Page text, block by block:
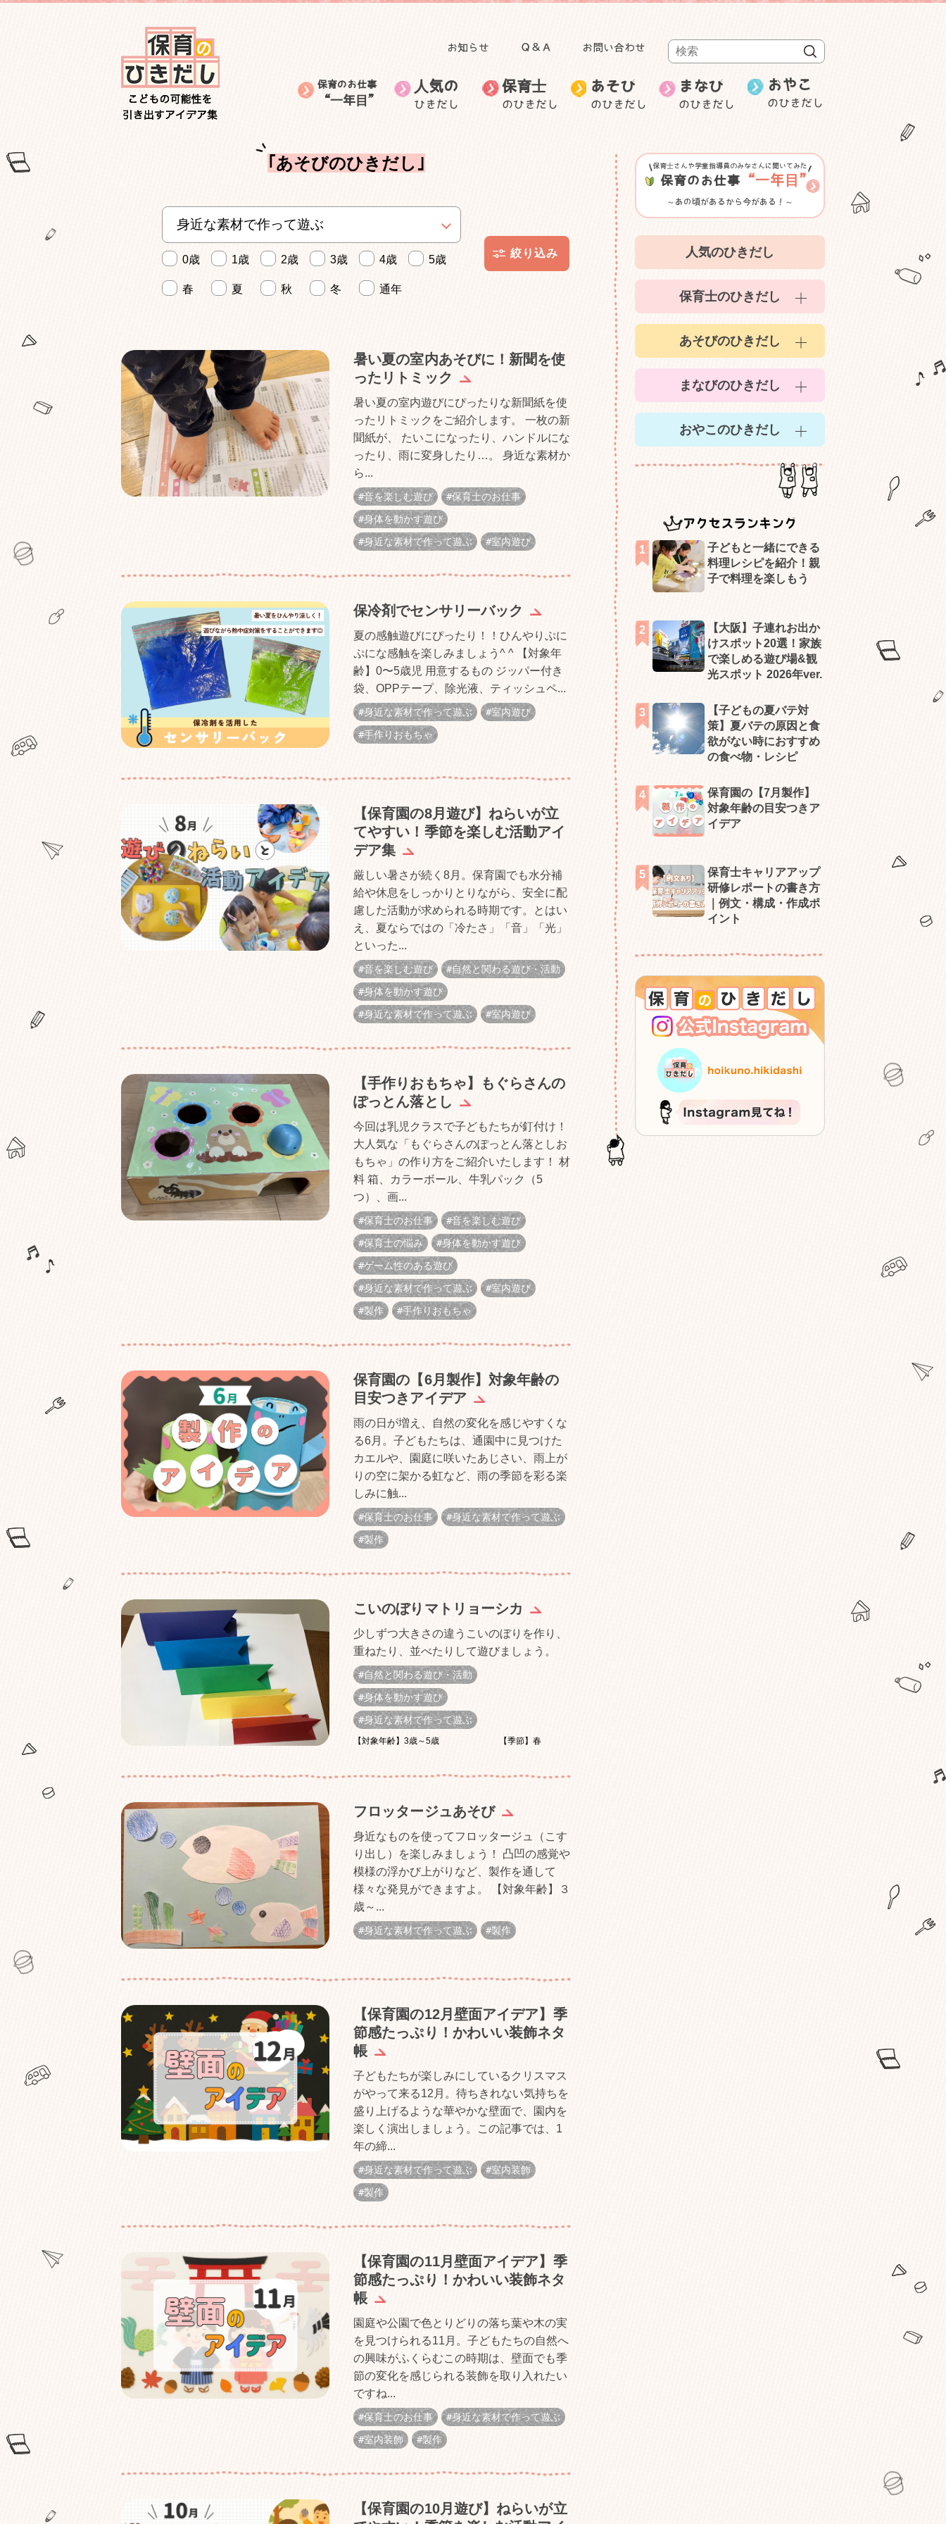
お知らせ Ｑ＆Ａ お問い合わせ
保育のお仕事
“一年目”
人気の
ひきだし
保育士
のひきだし
あそび
のひきだし
まなび
のひきだし
おやこ
のひきだし
ゲーム性のある遊び
身近な素材で作って遊
ぶ
室内遊び
外遊び 製作 かんたん食育
手作りおもちゃ
むっちゃん先生と学ぼ
研修・セミナー等紹介
子ども・子育てニュー
ス
｢あそびのひきだし｣
0歳 1歳 2歳 3歳 4歳 5歳
春 夏 秋 冬 通年
暑い夏の室内あそびに！新聞を使
ったリトミック
暑い夏の室内遊びにぴったりな新聞紙を使
ったリトミックをご紹介します。 一枚の新
聞紙が、 たいこになったり、ハンドルにな
ったり、雨に変身したり…。 身近な素材か
ら...
音を楽しむ遊び
保育士のお仕事
身体を動かす遊び
身近な素材で作って遊ぶ
室内遊び
保冷剤でセンサリーバック
夏の感触遊びにぴったり！！ひんやりぷに
ぷにな感触を楽しみましょう^ ^ 【対象年
齢】0〜5歳児 用意するもの ジッパー付き
袋、OPPテープ、除光液、ティッシュペ...
身近な素材で作って遊ぶ
室内遊び
手作りおもちゃ
【保育園の8月遊び】ねらいが立
てやすい！季節を楽しむ活動アイ
デア集
厳しい暑さが続く8月。保育園でも水分補
給や休息をしっかりとりながら、安全に配
慮した活動が求められる時期です。とはい
え、夏ならではの「冷たさ」「音」「光」
といった...
音を楽しむ遊び
自然と関わる遊び・活動
身体を動かす遊び
身近な素材で作って遊ぶ
室内遊び
【手作りおもちゃ】もぐらさんの
ぽっとん落とし
今回は乳児クラスで子どもたちが釘付け！
大人気な「もぐらさんのぽっとん落としお
もちゃ」の作り方をご紹介いたします！ 材
料 箱、カラーボール、牛乳パック（5
つ）、画...
保育士のお仕事
音を楽しむ遊び
保育士の悩み
身体を動かす遊び
ゲーム性のある遊び
身近な素材で作って遊ぶ
室内遊び
製作
手作りおもちゃ
保育園の【6月製作】対象年齢の
目安つきアイデア
雨の日が増え、自然の変化を感じやすくな
る6月。子どもたちは、通園中に見つけた
カエルや、園庭に咲いたあじさい、雨上が
りの空に架かる虹など、雨の季節を彩る楽
しみに触...
保育士のお仕事
身近な素材で作って遊ぶ
製作
こいのぼりマトリョーシカ
少しずつ大きさの違うこいのぼりを作り、
重ねたり、並べたりして遊びましょう。
自然と関わる遊び・活動
身体を動かす遊び
身近な素材で作って遊ぶ
【対象年齢】3歳～5歳 【季節】春
フロッタージュあそび
身近なものを使ってフロッタージュ（こす
り出し）を楽しみましょう！ 凸凹の感覚や
模様の浮かび上がりなど、製作を通して
様々な発見ができますよ。 【対象年齢】３
歳～...
身近な素材で作って遊ぶ 製作
【保育園の12月壁面アイデア】季
節感たっぷり！かわいい装飾ネタ
帳
子どもたちが楽しみにしているクリスマス
がやって来る12月。待ちきれない気持ちを
盛り上げるような華やかな壁面で、園内を
楽しく演出しましょう。この記事では、1
年の締...
身近な素材で作って遊ぶ
室内装飾
製作
【保育園の11月壁面アイデア】季
節感たっぷり！かわいい装飾ネタ
帳
園庭や公園で色とりどりの落ち葉や木の実
を見つけられる11月。子どもたちの自然へ
の興味がふくらむこの時期は、壁面でも季
節の変化を感じられる装飾を取り入れたい
ですね...
保育士のお仕事
身近な素材で作って遊ぶ
室内装飾
製作
【保育園の10月遊び】ねらいが立
保育士さんや学童指導員のみなさんに聞いてみた
保育のお仕事 “一年目”
～あの頃があるから今がある！～
人気のひきだし
保育士のひきだし
あそびのひきだし
まなびのひきだし
おやこのひきだし
アクセスランキング
子どもと一緒にできる
料理レシピを紹介！親
子で料理を楽しもう
【大阪】子連れお出か
けスポット20選！家族
で楽しめる遊び場&観
光スポット 2026年ver.
【子どもの夏バテ対
策】夏バテの原因と食
欲がない時におすすめ
の食べ物・レシピ
保育園の【7月製作】
対象年齢の目安つきア
イデア
保育士キャリアアップ
研修レポートの書き方
｜例文・構成・作成ポ
イント